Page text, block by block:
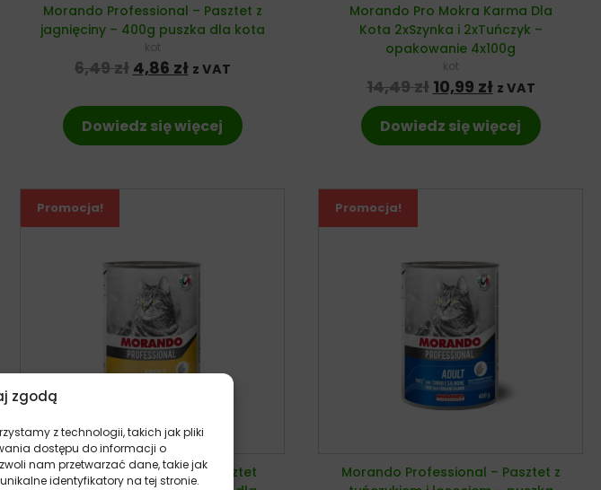
zgodą
z technologii, takich jak pliki
dostępu do informacji o
nam przetwarzać dane, takie jak
identyfikatory na tej stronie.
6,49 zł.
wynosi: 4,86 zł.
Morando Professional – Pasztet z
jagnięciny – 400g puszka dla kota
kot
6,49zł Pierwotna cena wynosiła: 6,49 zł.
4,86 złAktualna cena wynosi: 4,86 zł.
z VAT
Dowiedz się więcej
Morando Pro Mokra Karma Dla
Kota 2xSzynka i 2xTuńczyk –
opakowanie 4x100g
kot
14,49zł Pierwotna cena
10,99 złAktualna
z VAT
Dowiedz się więcej
Promocja!
Morando Professional – Pasztet
Promocja!
Morando Professional – Pasztet z